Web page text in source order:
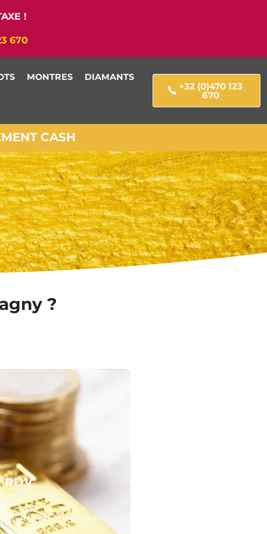
!
670
MONTRES DIAMANTS
+32 (0)470 123
670
CASH
?
RDV
pour valoriser